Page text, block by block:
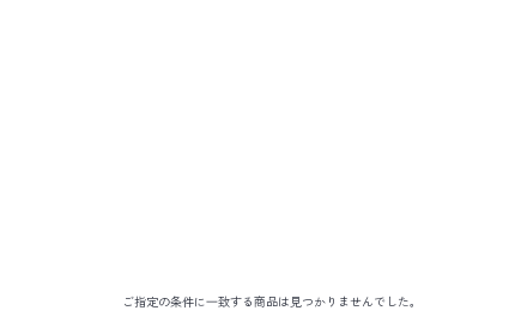
ご指定の条件に⼀致する商品は見つかりませんでした。